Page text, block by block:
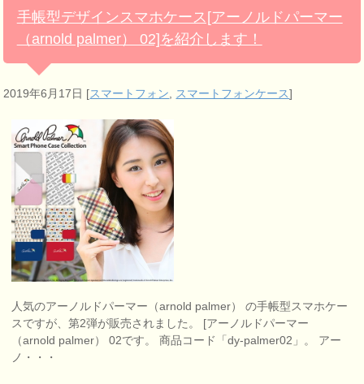
手帳型デザインスマホケース[アーノルドパーマー
（arnold palmer） 02]を紹介します！
2019年6月17日 [スマートフォン, スマートフォンケース]
人気のアーノルドパーマー（arnold palmer） の手帳型スマホケー
スですが、第2弾が販売されました。 [アーノルドパーマー
（arnold palmer） 02です。 商品コード「dy-palmer02」。 アー
ノ・・・